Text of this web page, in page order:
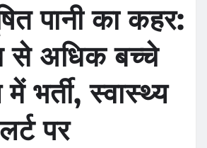
पानी का कहर:
से अधिक बच्चे
भर्ती, स्वास्थ्य
पर